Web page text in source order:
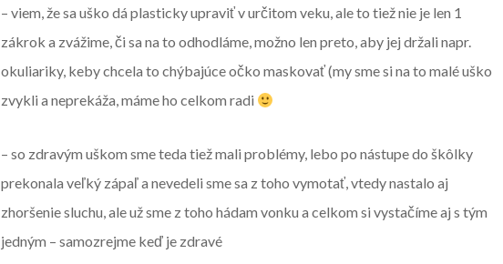
– viem, že sa uško dá plasticky upraviť v určitom veku, ale to tiež nie je len 1
zákrok a zvážime, či sa na to odhodláme, možno len preto, aby jej držali napr.
okuliariky, keby chcela to chýbajúce očko maskovať (my sme si na to malé uško
zvykli a neprekáža, máme ho celkom radi
– so zdravým uškom sme teda tiež mali problémy, lebo po nástupe do škôlky
prekonala veľký zápaľ a nevedeli sme sa z toho vymotať, vtedy nastalo aj
zhoršenie sluchu, ale už sme z toho hádam vonku a celkom si vystačíme aj s tým
jedným – samozrejme keď je zdravé